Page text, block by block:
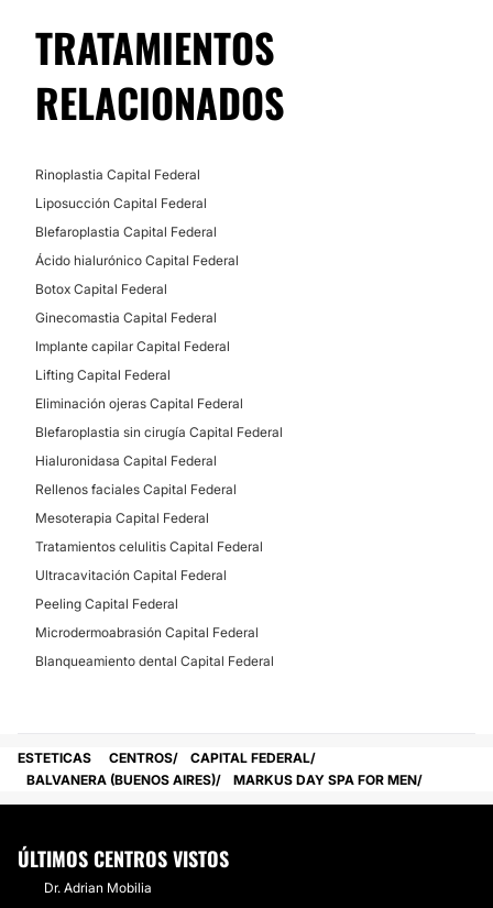
TRATAMIENTOS
RELACIONADOS
Rinoplastia Capital Federal
Liposucción Capital Federal
Blefaroplastia Capital Federal
Ácido hialurónico Capital Federal
Botox Capital Federal
Ginecomastia Capital Federal
Implante capilar Capital Federal
Lifting Capital Federal
Eliminación ojeras Capital Federal
Blefaroplastia sin cirugía Capital Federal
Hialuronidasa Capital Federal
Rellenos faciales Capital Federal
Mesoterapia Capital Federal
Tratamientos celulitis Capital Federal
Ultracavitación Capital Federal
Peeling Capital Federal
Microdermoabrasión Capital Federal
Blanqueamiento dental Capital Federal
ESTETICAS CENTROS
CAPITAL FEDERAL
BALVANERA (BUENOS AIRES)
MARKUS DAY SPA FOR MEN
ÚLTIMOS CENTROS VISTOS
Dr. Adrian Mobilia